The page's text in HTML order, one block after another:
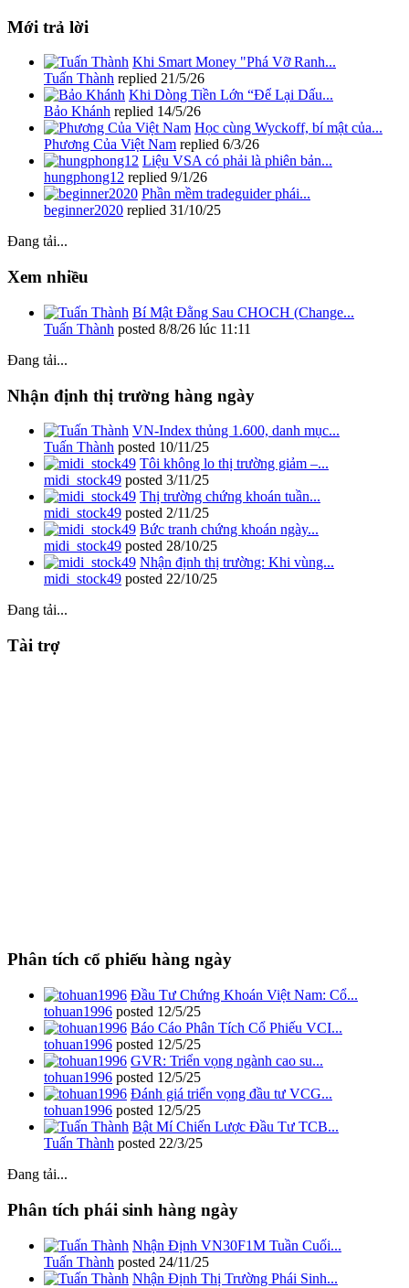
Mới trả lời
Khi Smart Money "Phá Vỡ Ranh...
Tuấn Thành replied 21/5/26
Khi Dòng Tiền Lớn “Để Lại Dấu...
Bảo Khánh replied 14/5/26
Học cùng Wyckoff, bí mật của...
Phương Của Việt Nam replied 6/3/26
Liệu VSA có phải là phiên bản...
hungphong12 replied 9/1/26
Phần mềm tradeguider phái...
beginner2020 replied 31/10/25
Đang tải...
Xem nhiều
Bí Mật Đằng Sau CHOCH (Change...
Tuấn Thành posted 8/8/26 lúc 11:11
Đang tải...
Nhận định thị trường hàng ngày
VN-Index thủng 1.600, danh mục...
Tuấn Thành posted 10/11/25
Tôi không lo thị trường giảm –...
midi_stock49 posted 3/11/25
Thị trường chứng khoán tuần...
midi_stock49 posted 2/11/25
Bức tranh chứng khoán ngày...
midi_stock49 posted 28/10/25
Nhận định thị trường: Khi vùng...
midi_stock49 posted 22/10/25
Đang tải...
Tài trợ
Phân tích cổ phiếu hàng ngày
Đầu Tư Chứng Khoán Việt Nam: Cổ...
tohuan1996 posted 12/5/25
Báo Cáo Phân Tích Cổ Phiếu VCI...
tohuan1996 posted 12/5/25
GVR: Triển vọng ngành cao su...
tohuan1996 posted 12/5/25
Đánh giá triển vọng đầu tư VCG...
tohuan1996 posted 12/5/25
Bật Mí Chiến Lược Đầu Tư TCB...
Tuấn Thành posted 22/3/25
Đang tải...
Phân tích phái sinh hàng ngày
Nhận Định VN30F1M Tuần Cuối...
Tuấn Thành posted 24/11/25
Nhận Định Thị Trường Phái Sinh...